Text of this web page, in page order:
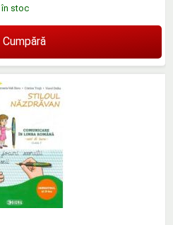
în stoc
Cumpără